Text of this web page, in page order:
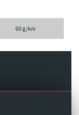
60 g/km